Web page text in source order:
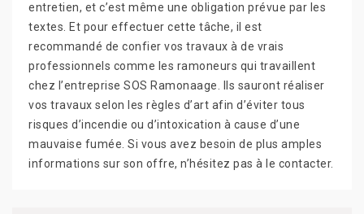
entretien, et c’est même une obligation prévue par les
textes. Et pour effectuer cette tâche, il est
recommandé de confier vos travaux à de vrais
professionnels comme les ramoneurs qui travaillent
chez l’entreprise SOS Ramonaage. Ils sauront réaliser
vos travaux selon les règles d’art afin d’éviter tous
risques d’incendie ou d’intoxication à cause d’une
mauvaise fumée. Si vous avez besoin de plus amples
informations sur son offre, n’hésitez pas à le contacter.